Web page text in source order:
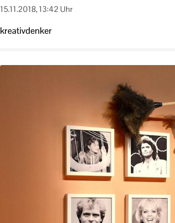
15.11.2018, 13:42 Uhr
kreativdenker